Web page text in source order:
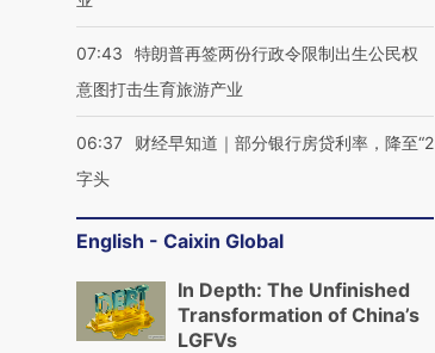
07:43
特朗普再签两份行政令限制出生公民权
意图打击生育旅游产业
06:37
财经早知道｜部分银行房贷利率，降至“2
字头
English - Caixin Global
In Depth: The Unfinished
Transformation of China’s
LGFVs